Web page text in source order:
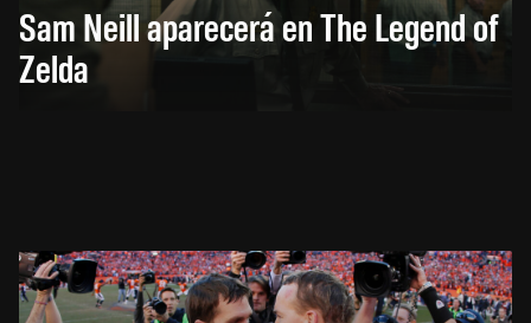
Sam Neill aparecerá en The Legend of
Zelda